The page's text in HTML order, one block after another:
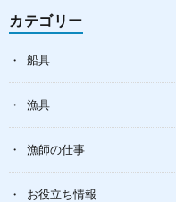
カテゴリー
船具
漁具
漁師の仕事
お役立ち情報